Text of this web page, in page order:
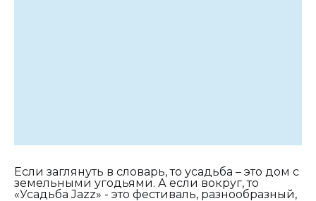
Если заглянуть в словарь, то усадьба – это дом с
земельными угодьями. А если вокруг, то
«Усадьба Jazz» - это фестиваль, разнообразный,